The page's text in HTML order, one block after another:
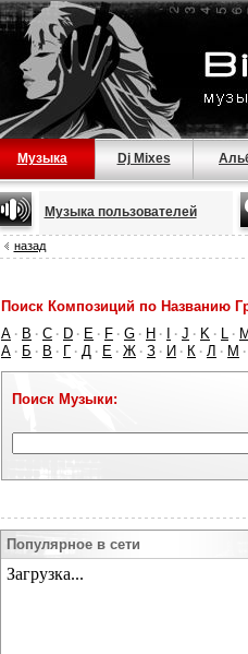
Музыка Dj Mixes
Музыка пользователей
назад
Поиск Композиций по Названию
A · B · C · D · E · F · G · H · · J · K · L · M
А · Б · В · Г · Д · Е · Ж · З · И · К · Л · М ·
Поиск Музыки:
Популярное в сети